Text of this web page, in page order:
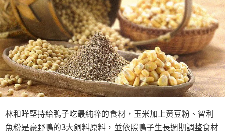
林和曄堅持給鴨子吃最純粹的食材，玉米加上黃豆粉、智利
魚粉是豪野鴨的3大飼料原料，並依照鴨子生長週期調整食材